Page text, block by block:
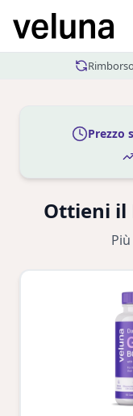
Prezzo
Ottieni il